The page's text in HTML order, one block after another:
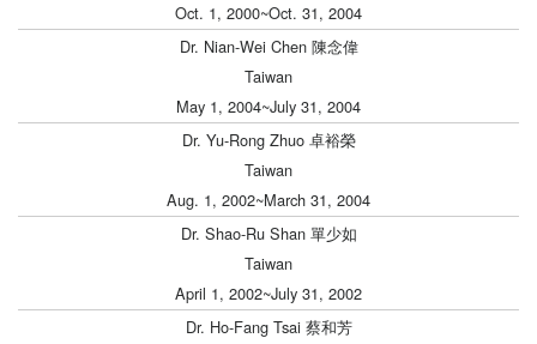
Oct. 1, 2000~Oct. 31, 2004
Dr. Nian-Wei Chen 陳念偉
Taiwan
May 1, 2004~July 31, 2004
Dr. Yu-Rong Zhuo 卓裕榮
Taiwan
Aug. 1, 2002~March 31, 2004
Dr. Shao-Ru Shan 單少如
Taiwan
April 1, 2002~July 31, 2002
Dr. Ho-Fang Tsai 蔡和芳